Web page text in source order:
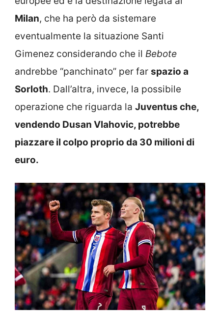
Milan, che ha però da sistemare
eventualmente la situazione Santi
Gimenez considerando che il Bebote
andrebbe “panchinato” per far spazio a
Sorloth. Dall’altra, invece, la possibile
operazione che riguarda la Juventus che,
vendendo Dusan Vlahovic, potrebbe
piazzare il colpo proprio da 30 milioni di
euro.